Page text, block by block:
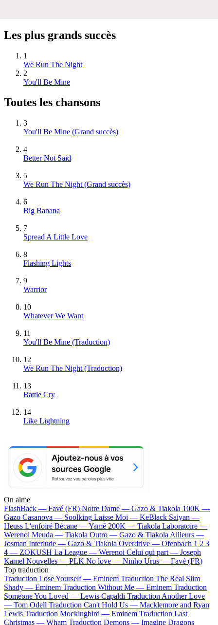
Les plus grands succès
1
We Run The Night
2
You'll Be Mine
Toutes les chansons
3
You'll Be Mine (Grand succès)
4
Better Not Said
5
We Run The Night (Grand succès)
6
Big Banana
7
Spread A Little Love
8
Flashing Lights
9
Warrior
10
Whatever We Want
11
You'll Be Mine (Traduction)
12
We Run The Night (Traduction)
13
Battle Cry
14
Like Lightning
On aime
FlashBack — Favé (FR) Notre Dame — Gazo & Tiakola 100K —
Gazo Casanova — Soolking Laisse Moi — KeBlack Saiyan —
Heuss L'enfoiré Bécane —Yamê 200K — Tiakola Laboratoire —
Werenoi Meuda — Tiakola Outro — Gazo & Tiakola Ailleurs —
Josman Interlude — Gazo & Tiakola Overdrive — Ofenbach 1 2 3
4 — ZOKUSH La League — Werenoi Celui qui part — Joseph
Kamel Nouvelles — PLK No love — Ninho Urus — Favé (FR)
Top traduction
Traduction Lose Yourself — Eminem Traduction The Real Slim
Shady — Eminem Traduction Without Me — Eminem Traduction
Someone You Loved — Lewis Capaldi Traduction Another Love
— Tom Odell Traduction Can't Hold Us — Macklemore and Ryan
Lewis Traduction Mockingbird — Eminem Traduction Last
Christmas — Wham Traduction Demons — Imagine Dragons